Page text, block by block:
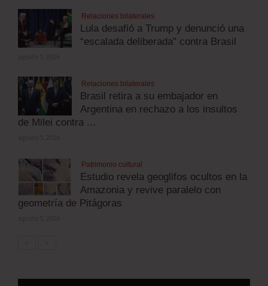
Relaciones bilaterales
Lula desafió a Trump y denunció una
“escalada deliberada” contra Brasil
Relaciones bilaterales
Brasil retira a su embajador en
Argentina en rechazo a los insultos
de Milei contra ...
Patrimonio cultural
Estudio revela geoglifos ocultos en la
Amazonia y revive paralelo con
geometría de Pitágoras